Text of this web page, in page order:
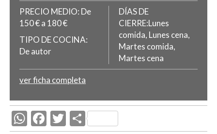
PRECIO MEDIO: De
150 € a 180 €
TIPO DE COCINA:
De autor
DÍAS DE
CIERRE:Lunes
comida, Lunes cena,
Martes comida,
Martes cena
ver ficha completa
W F
T C